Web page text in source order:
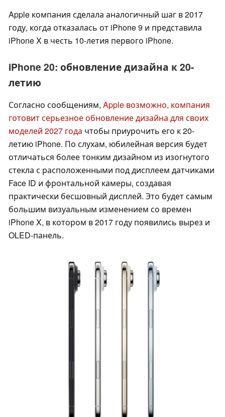
Apple компания сделала аналогичный шаг в 2017
году, когда отказалась от iPhone 9 и представила
iPhone X в честь 10-летия первого iPhone.
iPhone 20: обновление дизайна к 20-
летию
Согласно сообщениям, Apple возможно, компания
готовит серьезное обновление дизайна для своих
моделей 2027 года чтобы приурочить его к 20-
летию iPhone. По слухам, юбилейная версия будет
отличаться более тонким дизайном из изогнутого
стекла с расположенными под дисплеем датчиками
Face ID и фронтальной камеры, создавая
практически бесшовный дисплей. Это будет самым
большим визуальным изменением со времен
iPhone X, в котором в 2017 году появились вырез и
OLED-панель.